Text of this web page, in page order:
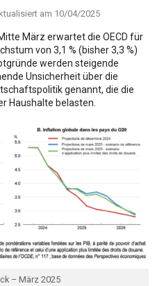
am 10/04/2025
März erwartet die OECD für
von 3,1 % (bisher 3,3 %)
werden steigende
Unsicherheit über die
genannt, die die
Haushalte belasten.
– März 2025